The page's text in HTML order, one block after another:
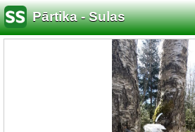
Pārtika - Sulas